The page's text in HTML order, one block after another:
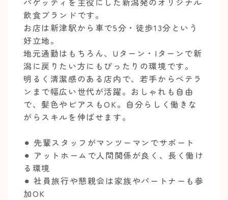
飲食ブランドです。
お店は新津駅から車で5分・徒歩13分という
好立地。
地元通勤はもちろん、Uターン・Iターンで新
潟に戻りたい方にもぴったりの環境です。
明るく清潔感のある店内で、若手からベテラ
ンまで幅広い世代が活躍。おしゃれも自由
で、髪色やピアスもOK。自分らしく働きな
がらスキルを伸ばせます。
⚫︎ 先輩スタッフがマンツーマンでサポート
⚫︎ アットホームで人間関係が良く、長く働け
る環境
⚫︎ 社員旅行や懇親会は家族やパートナーも参
加OK